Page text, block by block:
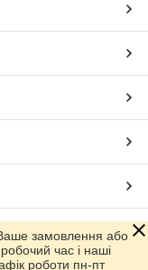
замовлення або
час і наші
роботи пн-пт